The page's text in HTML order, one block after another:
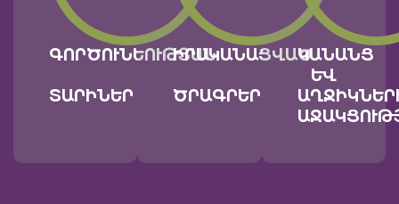
ԳՈՐԾՈՒՆԵՈՒԹՅԱՆ
ՏԱՐԻՆԵՐ
ԻՐԱԿԱՆԱՑՎԱԾ
ԾՐԱԳՐԵՐ
ԿԱՆԱՆՑ
ԵՒ Ա